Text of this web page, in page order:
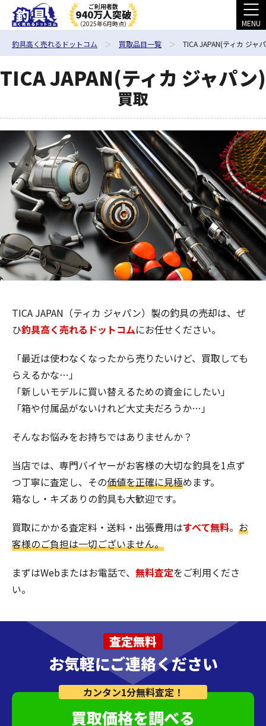
ご利用者数
940万人突破
（2025年6月時点） MENU
釣具高く売れるドットコム 買取品目一覧 TICA JAPAN(ティカ ジャ
TICA JAPAN(ティカ ジャパン)
買取
TICA JAPAN（ティカ ジャパン）製の釣具の売却は、ぜ
ひ釣具高く売れるドットコムにお任せください。
「最近は使わなくなったから売りたいけど、買取しても
らえるかな…」
「新しいモデルに買い替えるための資金にしたい」
「箱や付属品がないけれど大丈夫だろうか…」
そんなお悩みをお持ちではありませんか？
当店では、専門バイヤーがお客様の大切な釣具を1点ず
つ丁寧に査定し、その価値を正確に見極めます。
箱なし・キズありの釣具も大歓迎です。
買取にかかる査定料・送料・出張費用はすべて無料。 お
客様のご負担は一切ございません。
まずはWebまたはお電話で、 無料査定をご利用くださ
い。
査定無料
お気軽にご連絡ください
カンタン1分無料査定！
買取価格を調べる